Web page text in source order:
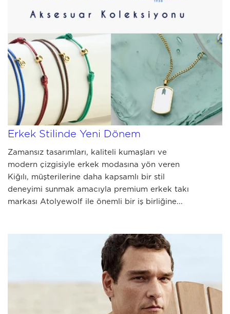
JULY 10 2026
Kiğılı ve Atolyewolf İş Birliğiyle
Erkek Stilinde Yeni Dönem
Zamansız tasarımları, kaliteli kumaşları ve
modern çizgisiyle erkek modasına yön veren
Kiğılı, müşterilerine daha kapsamlı bir stil
deneyimi sunmak amacıyla premium erkek takı
markası Atolyewolf ile önemli bir iş birliğine...